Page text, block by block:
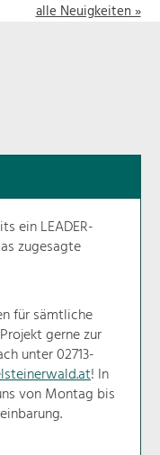
&
und
und nachhaltiges
& Forstwirtschaft
und Pflege der
alle Neuigkeiten »
ein LEADER-
zugesagte
für sämtliche
gerne zur
unter 02713-
! In
von Montag bis